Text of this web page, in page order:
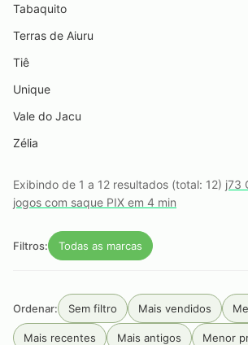
Tabaquito
Terras de Aiuru
Tiê
Unique
Vale do Jacu
Zélia
Exibindo de 1 a 12 resultados (total: 12) j73
jogos com saque PIX em 4 min
Filtros: Todas as marcas
Ordenar: Sem filtro Mais vendidos
Mais recentes Mais antigos Menor